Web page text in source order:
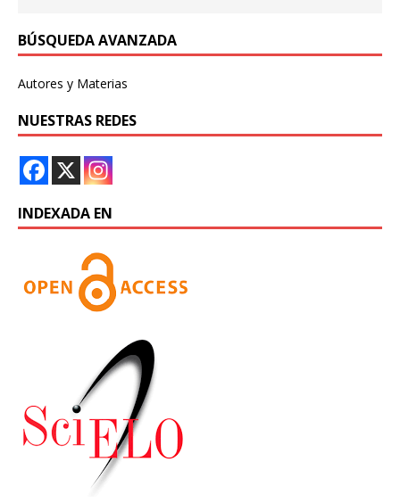
BÚSQUEDA AVANZADA
Autores y Materias
NUESTRAS REDES
INDEXADA EN